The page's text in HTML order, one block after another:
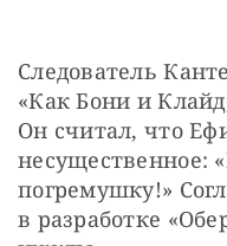
Следователь
«Как Бони и
Он считал, что
несущественное:
погремушку!»
в разработке